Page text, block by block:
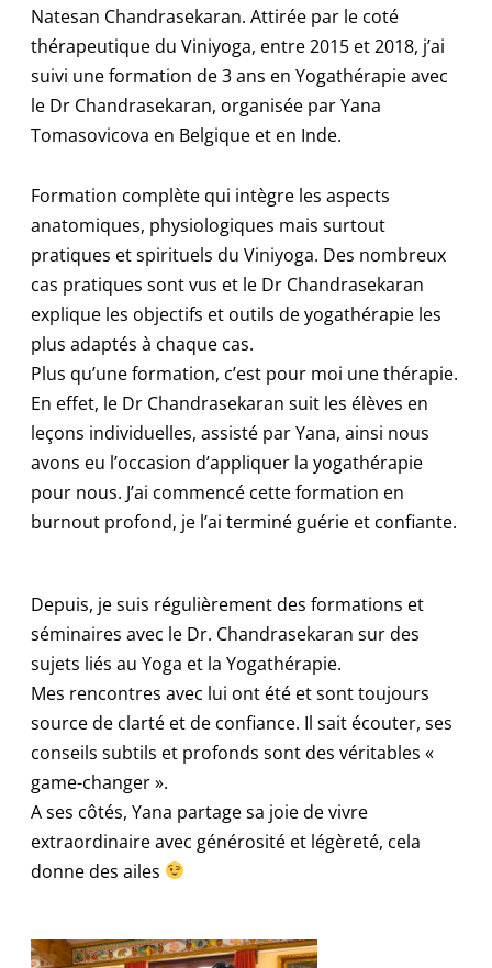
Natesan Chandrasekaran. Attirée par le coté
thérapeutique du Viniyoga, entre 2015 et 2018, j’ai
suivi une formation de 3 ans en Yogathérapie avec
le Dr Chandrasekaran, organisée par Yana
Tomasovicova en Belgique et en Inde.
Formation complète qui intègre les aspects
anatomiques, physiologiques mais surtout
pratiques et spirituels du Viniyoga. Des nombreux
cas pratiques sont vus et le Dr Chandrasekaran
explique les objectifs et outils de yogathérapie les
plus adaptés à chaque cas.
Plus qu’une formation, c’est pour moi une thérapie.
En effet, le Dr Chandrasekaran suit les élèves en
leçons individuelles, assisté par Yana, ainsi nous
avons eu l’occasion d’appliquer la yogathérapie
pour nous. J’ai commencé cette formation en
burnout profond, je l’ai terminé guérie et confiante.
Depuis, je suis régulièrement des formations et
séminaires avec le Dr. Chandrasekaran sur des
sujets liés au Yoga et la Yogathérapie.
Mes rencontres avec lui ont été et sont toujours
source de clarté et de confiance. Il sait écouter, ses
conseils subtils et profonds sont des véritables «
game-changer ».
A ses côtés, Yana partage sa joie de vivre
extraordinaire avec générosité et légèreté, cela
donne des ailes